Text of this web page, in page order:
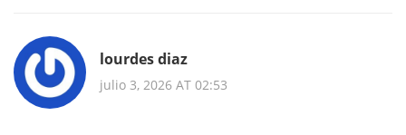
lourdes diaz
julio 3, 2026 AT 02:53